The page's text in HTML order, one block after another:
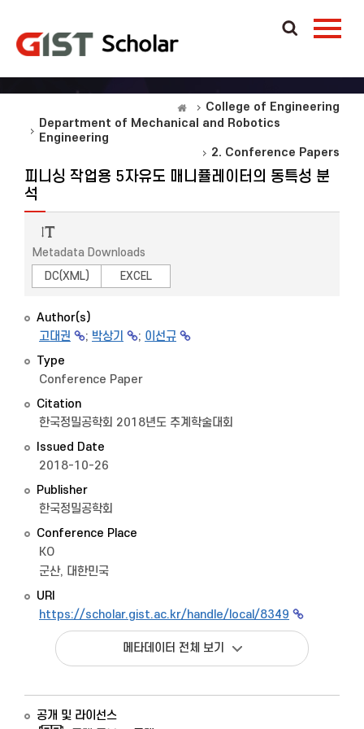
College of Engineering
Department of Mechanical and Robotics
Engineering
2. Conference Papers
피니싱 작업용 5자유도 매니퓰레이터의 동특성 분
석
Metadata Downloads
DC(XML)
EXCEL
Author(s)
고대권
; 박상기 ; 이선규
Type
Conference Paper
Citation
한국정밀공학회 2018년도 추계학술대회
Issued Date
2018-10-26
Publisher
한국정밀공학회
Conference Place
KO
군산, 대한민국
URI
https://scholar.gist.ac.kr/handle/local/8349
메타데이터 전체 보기
공개 및 라이선스